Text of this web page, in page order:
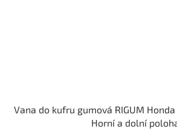
Vana do kufru gumová RIGUM
Horní a dolní